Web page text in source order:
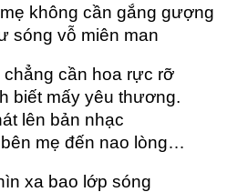
không cần gắng gượng
sóng vỗ miên man
chẳng cần hoa rực rỡ
biết mấy yêu thương.
lên bản nhạc
mẹ đến nao lòng…
xa bao lớp sóng